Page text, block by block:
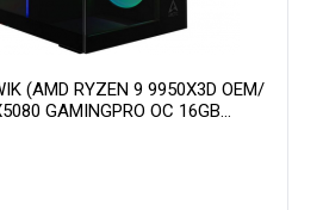
(AMD RYZEN 9 9950X3D OEM/
GAMINGPRO OC 16GB
1 ТБ SSD)